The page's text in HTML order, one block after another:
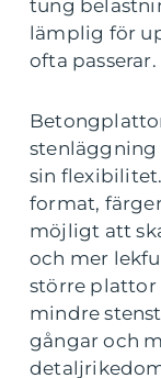
tung
lämplig för
ofta passerar.
stenläggning
sin
format,
möjligt att
och mer
större plattor
mindre
gångar och